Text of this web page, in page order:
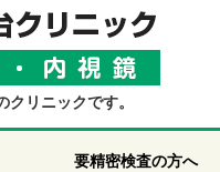
リニックです。
要精密検査の方へ